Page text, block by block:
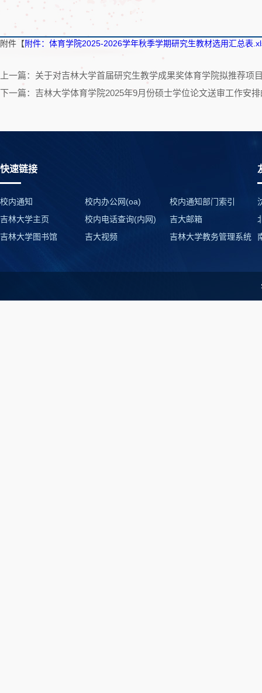
附件【附件：体育学院2025-2026学年秋季学期研究生教材选用汇总表
上一篇：关于对吉林大学首届研究生教学成果奖体育学院拟推荐项
下一篇：吉林大学体育学院2025年9月份硕士学位论文送审工作安
快速链接
校内通知 校内办公网(oa)
校内通知部门索引
吉林大学主页
校内电话查询(内网)
吉大邮箱
吉林大学图书馆
吉大视频 吉林大学教务管理系统